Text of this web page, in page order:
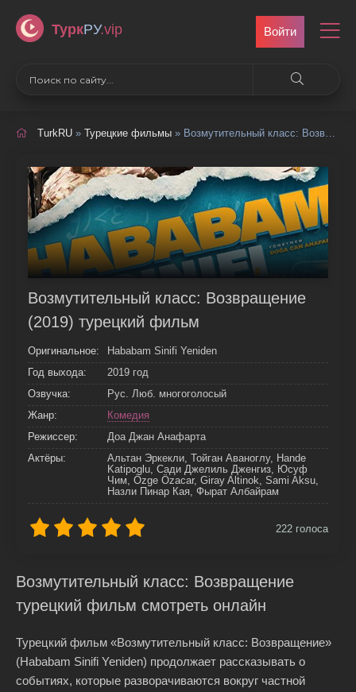
ТуркРУ.vip Войти
TurkRU » Турецкие фильмы » Возмутительный класс: Возвращение
Возмутительный класс: Возвращение
(2019) турецкий фильм
Оригинальное:
Hababam Sinifi Yeniden
Год выхода:
2019 год
Озвучка:
Рус. Люб. многоголосый
Жанр:
Комедия
Режиссер:
Доа Джан Анафарта
Актёры:
Альтан Эркекли, Тойган Аваноглу, Hande
Katipoglu, Сади Джелиль Дженгиз, Юсуф
Чим, Özge Özacar, Giray Altinok, Sami Aksu,
Назли Пинар Кая, Фырат Албайрам
222 голоса
Возмутительный класс: Возвращение
турецкий фильм смотреть онлайн
Турецкий фильм «Возмутительный класс: Возвращение»
(Hababam Sinifi Yeniden) продолжает рассказывать о
событиях, которые разворачиваются вокруг частной